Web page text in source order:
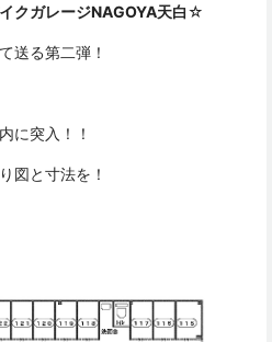
クガレージNAGOYA天白☆
送る第二弾！
に突入！！
図と寸法を！